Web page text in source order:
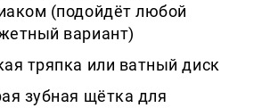
(подойдёт любой
вариант)
тряпка или ватный диск
зубная щётка для